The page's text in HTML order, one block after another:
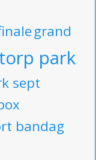
grand
park
sept
bandag